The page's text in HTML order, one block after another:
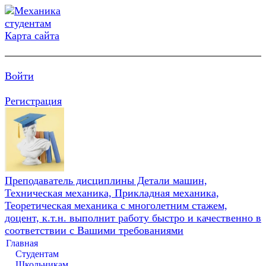
Карта сайта
Войти
Регистрация
Преподаватель дисциплины Детали машин,
Техническая механика, Прикладная механика,
Теоретическая механика с многолетним стажем,
доцент, к.т.н. выполнит работу быстро и качественно в
соответствии с Вашими требованиями
Главная
Студентам